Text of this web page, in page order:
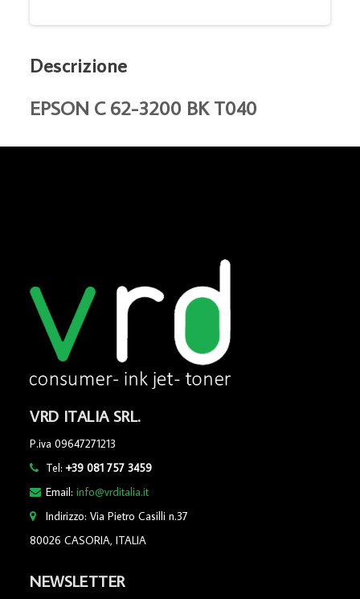
Descrizione
EPSON C 62-3200 BK T040
VRD ITALIA SRL.
P.iva 09647271213
Tel:+39 081 757 3459
Email:info@vrditalia.it
Indirizzo: Via Pietro Casilli n.37
80026 CASORIA, ITALIA
NEWSLETTER